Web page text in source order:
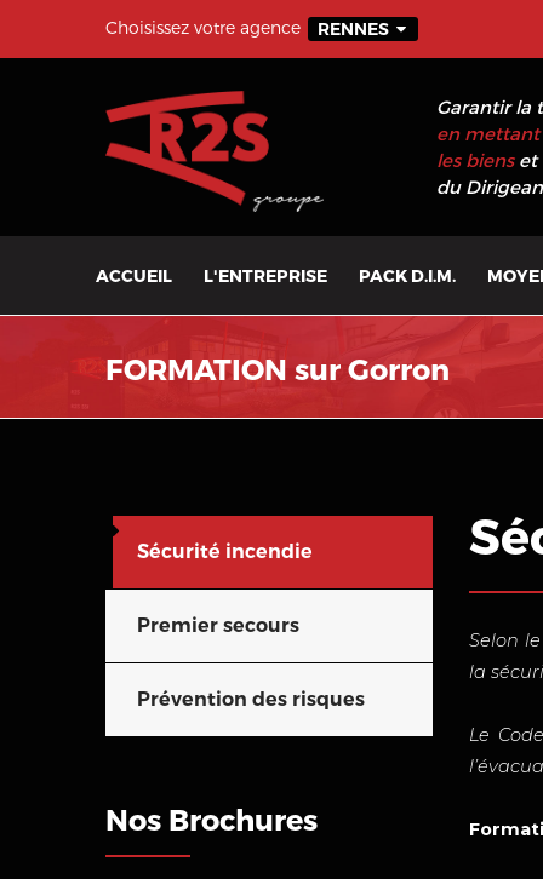
Choisissez votre agence RENNES
Garantir la
en mettant
les bienset
du
ACCUEIL L'ENTREPRISE PACK D.I.M.
FORMATION sur Gorron
Selon
la
Le
Sécurité incendie
Premier secours
Prévention des risques
Nos Brochures